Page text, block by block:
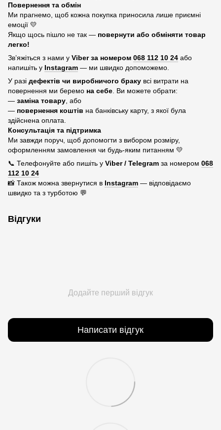
Повернення та обмін
Ми прагнемо, щоб кожна покупка приносила лише приємні
емоції 💛
Якщо щось пішло не так — повернути або обміняти товар
легко!
Зв’яжіться з нами у Viber за номером 068 112 10 24 або
напишіть у Instagram — ми швидко допоможемо.
У разі дефектів чи виробничого браку всі витрати на
повернення ми беремо на себе . Ви можете обрати:
— заміна товару , або
— повернення коштів на банківську карту, з якої була
здійснена оплата.
Консультація та підтримка
Ми завжди поруч, щоб допомогти з вибором розміру,
оформленням замовлення чи будь-яким питанням 💛
📞 Телефонуйте або пишіть у Viber / Telegram за номером 068
112 10 24
📸 Також можна звернутися в Instagram — відповідаємо
швидко та з турботою 💬
Відгуки
Додайте перший відгук
Написати відгук